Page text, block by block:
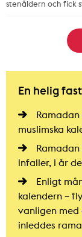
stenåldern och fick
En helig
muslimska
infaller, i år
Enligt
kalendern –
vanligen med
inleddes